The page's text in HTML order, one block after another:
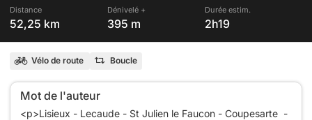
Distance
52,25 km
Dénivelé +
395 m
Durée estim.
2h19
Vélo de route Boucle
Mot de l'auteur
<p>Lisieux - Lecaude - St Julien le Faucon - Coupesarte -